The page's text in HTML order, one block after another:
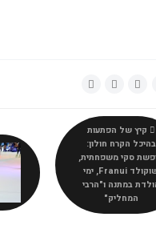
קיץ של הפתעות
בהיכל הקרח חולון:
סקי משפחתית,
שוקולד Franui, ימי
במתנה ו"הרבי
המחליק"